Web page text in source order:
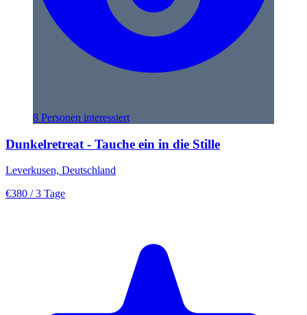
8 Personen interessiert
Dunkelretreat - Tauche ein in die Stille
Leverkusen, Deutschland
€380 / 3 Tage